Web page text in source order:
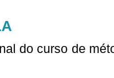
do curso de